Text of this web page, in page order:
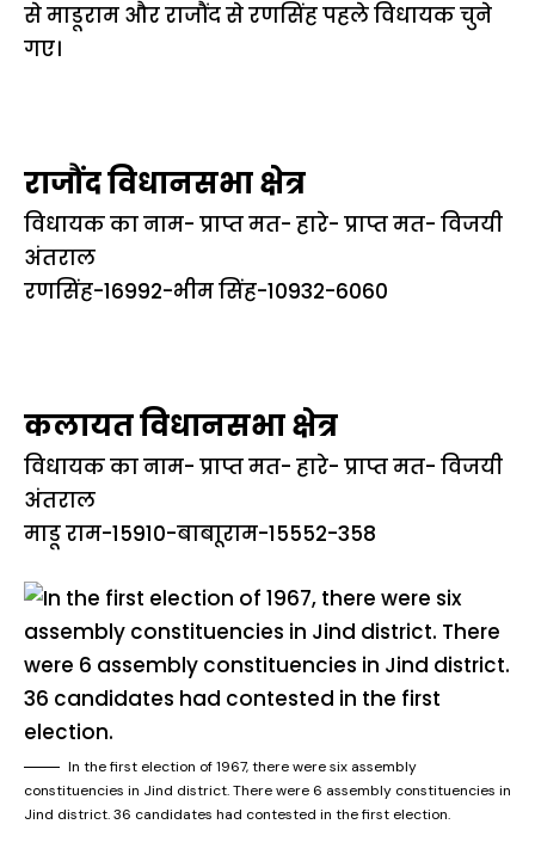
से माडूराम और राजौंद से रणसिंह पहले विधायक चुने
गए।
राजौंद विधानसभा क्षेत्र
विधायक का नाम- प्राप्त मत- हारे- प्राप्त मत- विजयी
अंतराल
रणसिंह-16992-भीम सिंह-10932-6060
कलायत विधानसभा क्षेत्र
विधायक का नाम- प्राप्त मत- हारे- प्राप्त मत- विजयी
अंतराल
माडू राम-15910-बाबाूराम-15552-358
In the first election of 1967, there were six assembly
constituencies in Jind district. There were 6 assembly constituencies in
Jind district. 36 candidates had contested in the first election.